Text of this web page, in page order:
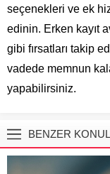
seçenekleri ve ek
edinin. Erken kayıt
gibi fırsatları takip
vadede memnun
yapabilirsiniz.
BENZER